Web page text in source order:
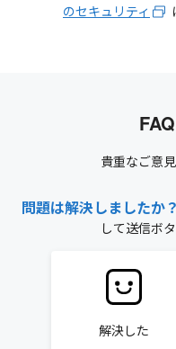
のセキュリティ
貴重なご意
問題は解決しましたか？
して送信ボ
解決した